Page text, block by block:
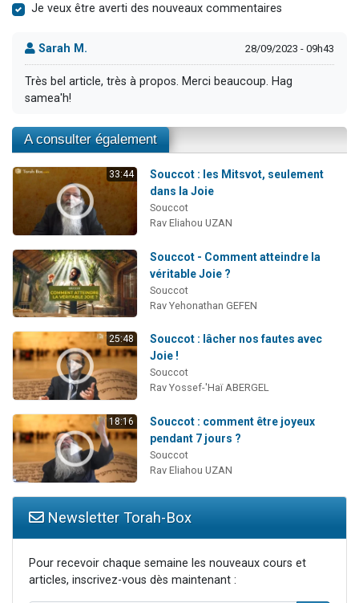
Je veux être averti des nouveaux commentaires
Sarah M. 28/09/2023 - 09h43
Très bel article, très à propos. Merci beaucoup. Hag
samea'h!
A consulter également
33:44
Souccot : les Mitsvot, seulement
dans la Joie
Souccot
Rav Eliahou UZAN
Souccot - Comment atteindre la
véritable Joie ?
Souccot
Rav Yehonathan GEFEN
25:48
Souccot : lâcher nos fautes avec
Joie !
Souccot
Rav Yossef-'Haï ABERGEL
18:16
Souccot : comment être joyeux
pendant 7 jours ?
Souccot
Rav Eliahou UZAN
Newsletter Torah-Box
Pour recevoir chaque semaine les nouveaux cours et
articles, inscrivez-vous dès maintenant :